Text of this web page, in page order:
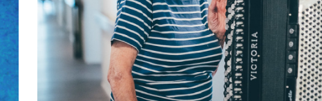
La
Fabrique
Association
Engagements
Accessibilité
&
Prévention